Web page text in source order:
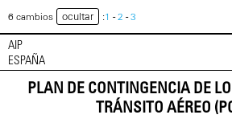
6 cambios ocultar :1 -2 -3
AIP
ESPAÑA
PLAN DE CONTINGENCIA DE
TRÁNSITO AÉREO